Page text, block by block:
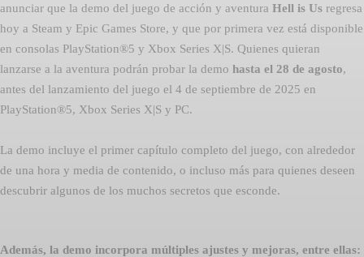
anunciar que la demo del juego de acción y aventura Hell is Us regresa
hoy a Steam y Epic Games Store, y que por primera vez está disponible
en consolas PlayStation®5 y Xbox Series X|S. Quienes quieran
lanzarse a la aventura podrán probar la demo hasta el 28 de agosto,
antes del lanzamiento del juego el 4 de septiembre de 2025 en
PlayStation®5, Xbox Series X|S y PC.
La demo incluye el primer capítulo completo del juego, con alrededor
de una hora y media de contenido, o incluso más para quienes deseen
descubrir algunos de los muchos secretos que esconde.
Además, la demo incorpora múltiples ajustes y mejoras, entre ellas: